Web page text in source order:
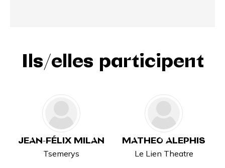
Ils/elles participent
JEAN-FÉLIX MILAN
Tsemerys
MATHEO ALEPHIS
Le Lien Theatre